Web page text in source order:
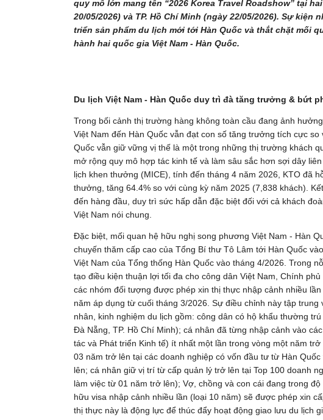
quy mô lớn mang tên “2026 Korea Travel Roadshow” tại
20/05/2026) và TP. Hồ Chí Minh (ngày 22/05/2026). Sự
triển sản phẩm du lịch mới tới Hàn Quốc và thắt chặt mối
hành hai quốc gia Việt Nam - Hàn Quốc.
Du lịch Việt Nam - Hàn Quốc duy trì đà tăng trưởng & bứt
Trong bối cảnh thị trường hàng không toàn cầu đang ảnh
Việt Nam đến Hàn Quốc vẫn đạt con số tăng trưởng tích cực
Quốc vẫn giữ vững vị thế là một trong những thị trường khách
mở rộng quy mô hợp tác kinh tế và làm sâu sắc hơn sợi dây
lịch khen thưởng (MICE), tính đến tháng 4 năm 2026, KTO đã
thưởng, tăng 64.4% so với cùng kỳ năm 2025 (7,838 khách).
đến hàng đầu, duy trì sức hấp dẫn đặc biệt đối với cả khách
Việt Nam nói chung.
Đặc biệt, mối quan hệ hữu nghị song phương Việt Nam - Hàn
chuyến thăm cấp cao của Tổng Bí thư Tô Lâm tới Hàn Quốc
Việt Nam của Tổng thống Hàn Quốc vào tháng 4/2026. Trong
tạo điều kiện thuận lợi tối đa cho công dân Việt Nam, Chính
các nhóm đối tượng được phép xin thị thực nhập cảnh nhiều
năm áp dụng từ cuối tháng 3/2026. Sự điều chỉnh này tập
nhân, kinh nghiệm du lịch gồm: công dân có hộ khẩu thường
Đà Nẵng, TP. Hồ Chí Minh); cá nhân đã từng nhập cảnh vào
tác và Phát triển Kinh tế) ít nhất một lần trong vòng một năm
03 năm trở lên tại các doanh nghiệp có vốn đầu tư từ Hàn
lên; cá nhân giữ vị trí từ cấp quản lý trở lên tại Top 100 doanh
làm việc từ 01 năm trở lên); Vợ, chồng và con cái đang trong
hữu visa nhập cảnh nhiều lần (loại 10 năm) sẽ được phép xin
thị thực này là động lực để thúc đẩy hoạt động giao lưu du lịch